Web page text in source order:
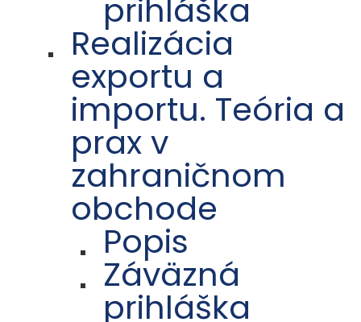
prihláška
Realizácia
exportu a
importu. Teória a
prax v
zahraničnom
obchode
Popis
Záväzná
prihláška